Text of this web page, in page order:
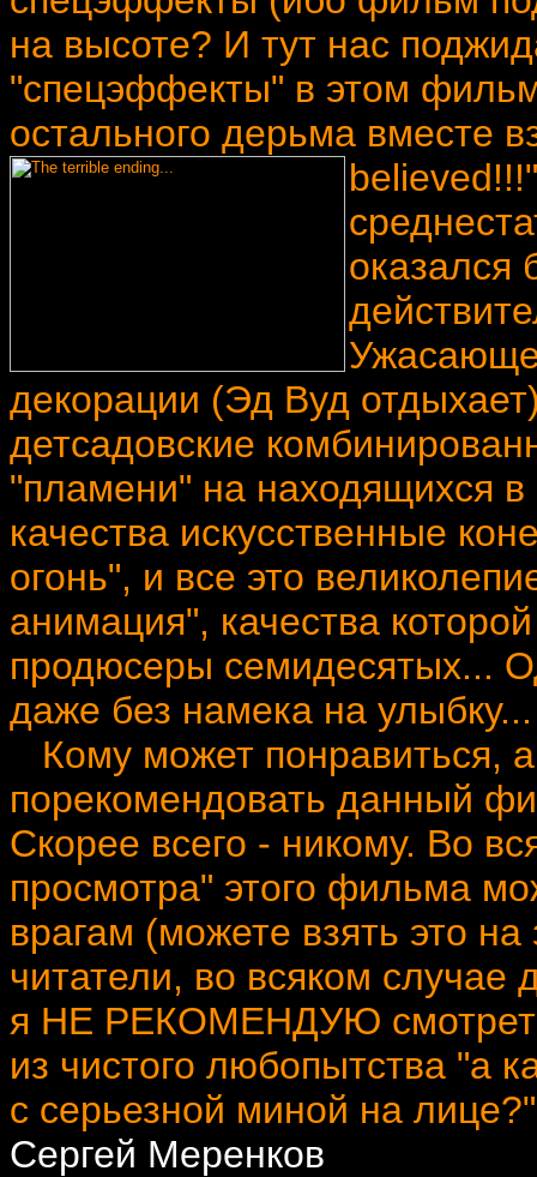
на высоте? И тут нас
"спецэффекты" в этом
остального дерьма вместе
оказался
декорации (Эд Вуд
детсадовские
"пламени" на находящихся
качества искусственные
огонь", и все это
анимация", качества
продюсеры семидесятых...
даже без намека на улыбку...
Кому может понравиться,
порекомендовать данный
Скорее всего - никому. Во
просмотра" этого фильма
врагам (можете взять это
читатели, во всяком случае
я НЕ РЕКОМЕНДУЮ
из чистого любопытства "а
с серьезной миной на
Сергей Меренков